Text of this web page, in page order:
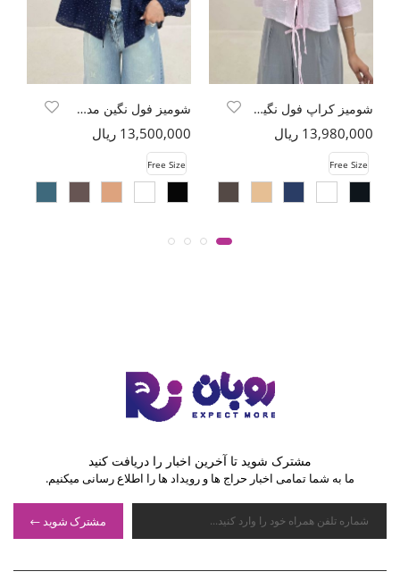
شومیز کراپ فول نگین دو بند
13,980,000 ریال
Free Size
شومیز فول نگین مدل kaya
13,500,000 ریال
Free Size
مشترک شوید تا آخرین اخبار را دریافت کنید
ما به شما تمامی اخبار حراج ها و رویداد ها را اطلاع رسانی میکنیم.
مشترک شوید